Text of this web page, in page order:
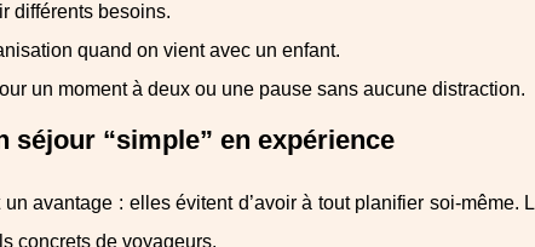
différents besoins.
quand on vient avec un enfant.
un moment à deux ou une pause sans aucune distraction.
“simple” en expérience
avantage : elles évitent d’avoir à tout planifier soi-même.
concrets de voyageurs.